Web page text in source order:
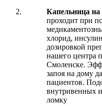
Капельница на
проходит при
хлорид,
дозировкой
нашего центра
Смоленске.
запоя на дому
пациентов.
внутривенных
ломку